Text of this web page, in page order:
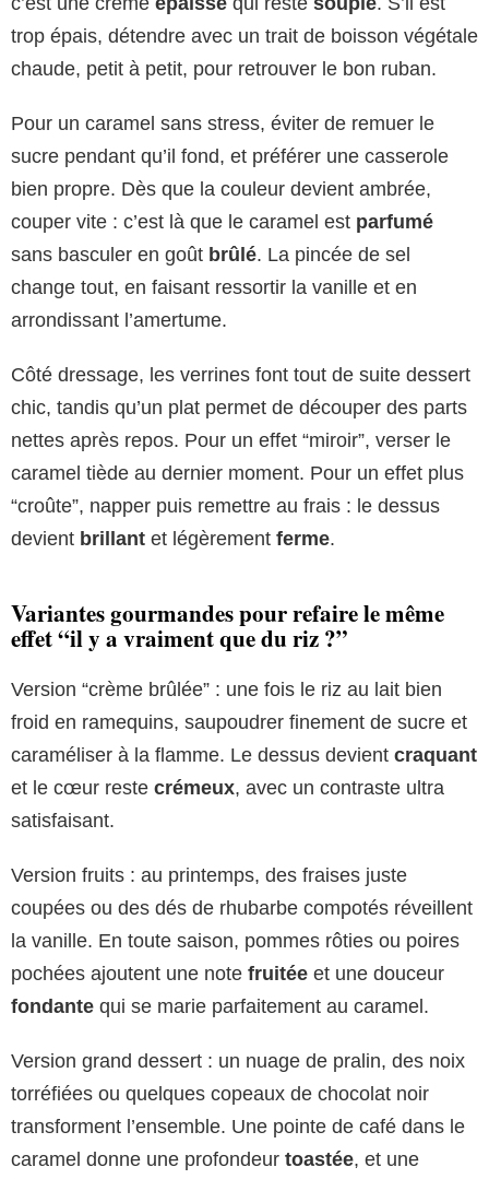
trop épais, détendre avec un trait de boisson végétale
chaude, petit à petit, pour retrouver le bon ruban.
Pour un caramel sans stress, éviter de remuer le
sucre pendant qu’il fond, et préférer une casserole
bien propre. Dès que la couleur devient ambrée,
couper vite : c’est là que le caramel est parfumé
sans basculer en goût brûlé. La pincée de sel
change tout, en faisant ressortir la vanille et en
arrondissant l’amertume.
Côté dressage, les verrines font tout de suite dessert
chic, tandis qu’un plat permet de découper des parts
nettes après repos. Pour un effet “miroir”, verser le
caramel tiède au dernier moment. Pour un effet plus
“croûte”, napper puis remettre au frais : le dessus
devient brillant et légèrement ferme.
Variantes gourmandes pour refaire le même
effet “il y a vraiment que du riz ?”
Version “crème brûlée” : une fois le riz au lait bien
froid en ramequins, saupoudrer finement de sucre et
caraméliser à la flamme. Le dessus devient craquant
et le cœur reste crémeux, avec un contraste ultra
satisfaisant.
Version fruits : au printemps, des fraises juste
coupées ou des dés de rhubarbe compotés réveillent
la vanille. En toute saison, pommes rôties ou poires
pochées ajoutent une note fruitée et une douceur
fondante qui se marie parfaitement au caramel.
Version grand dessert : un nuage de pralin, des noix
torréfiées ou quelques copeaux de chocolat noir
transforment l’ensemble. Une pointe de café dans le
caramel donne une profondeur toastée, et une